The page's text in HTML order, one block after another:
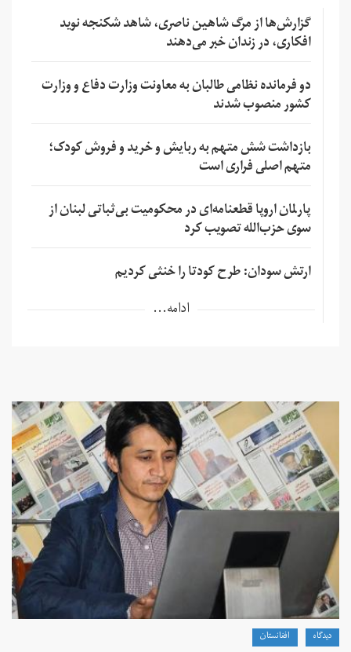
گزارش‌ها از مرگ شاهین ناصری، شاهد شکنجه نوید
افکاری، در زندان خبر می‌دهند
دو فرمانده نظامی طالبان به معاونت وزارت دفاع و وزارت
کشور منصوب شدند
بازداشت شش متهم به ربایش و خرید و فروش کودک؛
متهم اصلی فراری است
پارلمان اروپا قطعنامه‌ای در محکومیت بی‌ثباتی لبنان از
سوی حزب‌الله تصویب کرد
ارتش سودان: طرح کودتا را خنثی کردیم
ادامه...
دیدگاه افغانستان